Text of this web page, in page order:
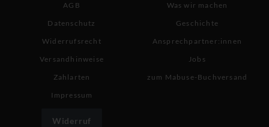
AGB
Datenschutz
Widerrufsrecht
Versandhinweise
Zahlarten
Impressum
Widerruf
Was wir machen
Geschichte
Ansprechpartner:innen
Jobs
zum Mabuse-Buchversand